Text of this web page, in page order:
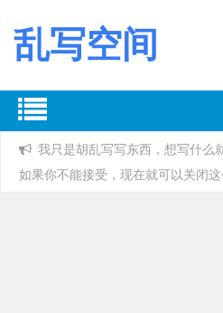
乱写空间
我只是胡乱写写东西，想写什么
如果你不能接受，现在就可以关闭这